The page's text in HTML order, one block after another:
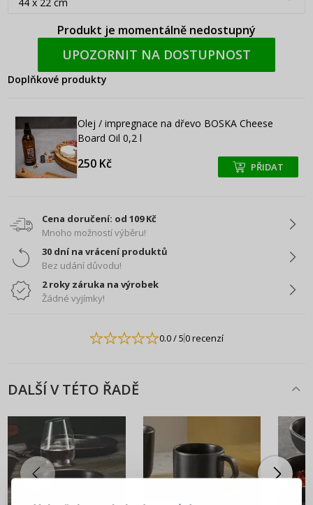
Produkt je momentálně nedostupný
UPOZORNIT NA DOSTUPNOST
Doplňkové produkty
Olej / impregnace na dřevo BOSKA Cheese
Board Oil 0,2 l
250 Kč +
+ PŘIDAT
Cena doručení: od 109 Kč
Mnoho možností výběru!
30 dní na vrácení produktů
Bez udání důvodu!
2 roky záruka na výrobek
Žádné vyjímky!
0.0/ 50 recenzí
DALŠÍ V TÉTO ŘADĚ
PŘIHLÁŠENÍ REGISTRACE